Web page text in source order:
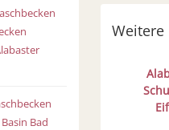
Bad
Weitere